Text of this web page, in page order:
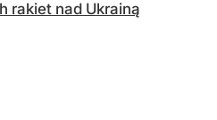
rakiet nad Ukrainą